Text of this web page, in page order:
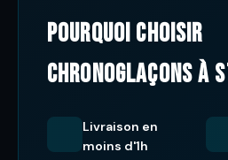
Pourquoi choisir
ChronoGlaçons à
Livraison en
moins d'1h